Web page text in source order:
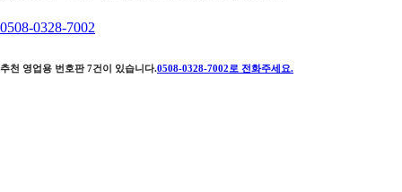
0508-0328-7002
추천 영업용 번호판 7건이 있습니다.0508-0328-7002 로 전화주세요.